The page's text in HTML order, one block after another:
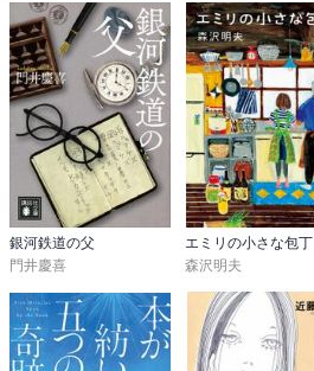
銀河鉄道の父
門井慶喜
エミリの小さな包丁
森沢明夫